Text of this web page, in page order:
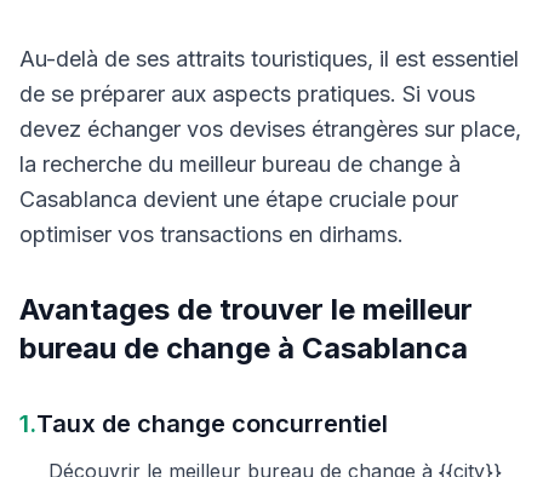
Au-delà de ses attraits touristiques, il est essentiel
de se préparer aux aspects pratiques. Si vous
devez échanger vos devises étrangères sur place,
la recherche du meilleur bureau de change à
Casablanca devient une étape cruciale pour
optimiser vos transactions en dirhams.
Avantages de trouver le meilleur
bureau de change à Casablanca
1.Taux de change concurrentiel
Découvrir le meilleur bureau de change à {{city}}